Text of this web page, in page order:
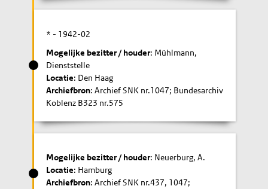
* - 1942-02
Mogelijke bezitter / houder: Mühlmann,
Dienststelle
Locatie: Den Haag
Archiefbron: Archief SNK nr.1047; Bundesarchiv
Koblenz B323 nr.575
Mogelijke bezitter / houder: Neuerburg, A.
Locatie: Hamburg
Archiefbron: Archief SNK nr.437, 1047;